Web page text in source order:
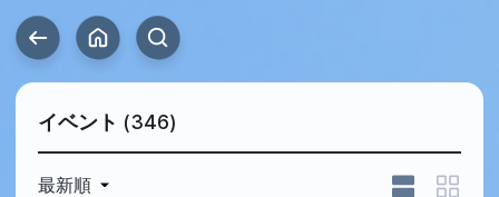
イベント (346)
最新順